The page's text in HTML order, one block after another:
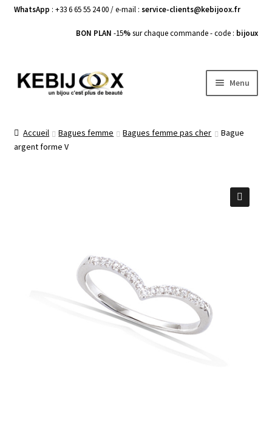
WhatsApp : +33 6 65 55 24 00 / e-mail : service-clients@kebijoox.fr
BON PLAN -15%sur chaque commande - code : bijoux
Aller
à
Aller
au
Menu
Boucles d’Oreilles
Nos offres bijoux
Accueil Bagues femme Bagues femme pas cher
Bague
argent forme V